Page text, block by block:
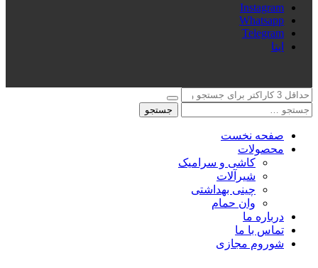
Instagram
Whatsapp
Telegram
ایتا
جستجو
صفحه نخست
محصولات
کاشی و سرامیک
شیرآلات
چینی بهداشتی
وان حمام
درباره ما
تماس با ما
شوروم مجازی